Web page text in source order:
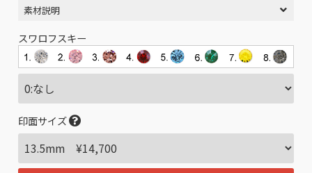
素材説明
スワロフスキー
印面サイズ